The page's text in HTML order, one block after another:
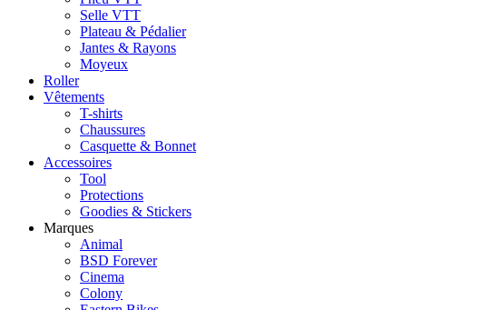
Selle VTT
Plateau & Pédalier
Jantes & Rayons
Moyeux
Roller
Vêtements
T-shirts
Chaussures
Casquette & Bonnet
Accessoires
Tool
Protections
Goodies & Stickers
Marques
Animal
BSD Forever
Cinema
Colony